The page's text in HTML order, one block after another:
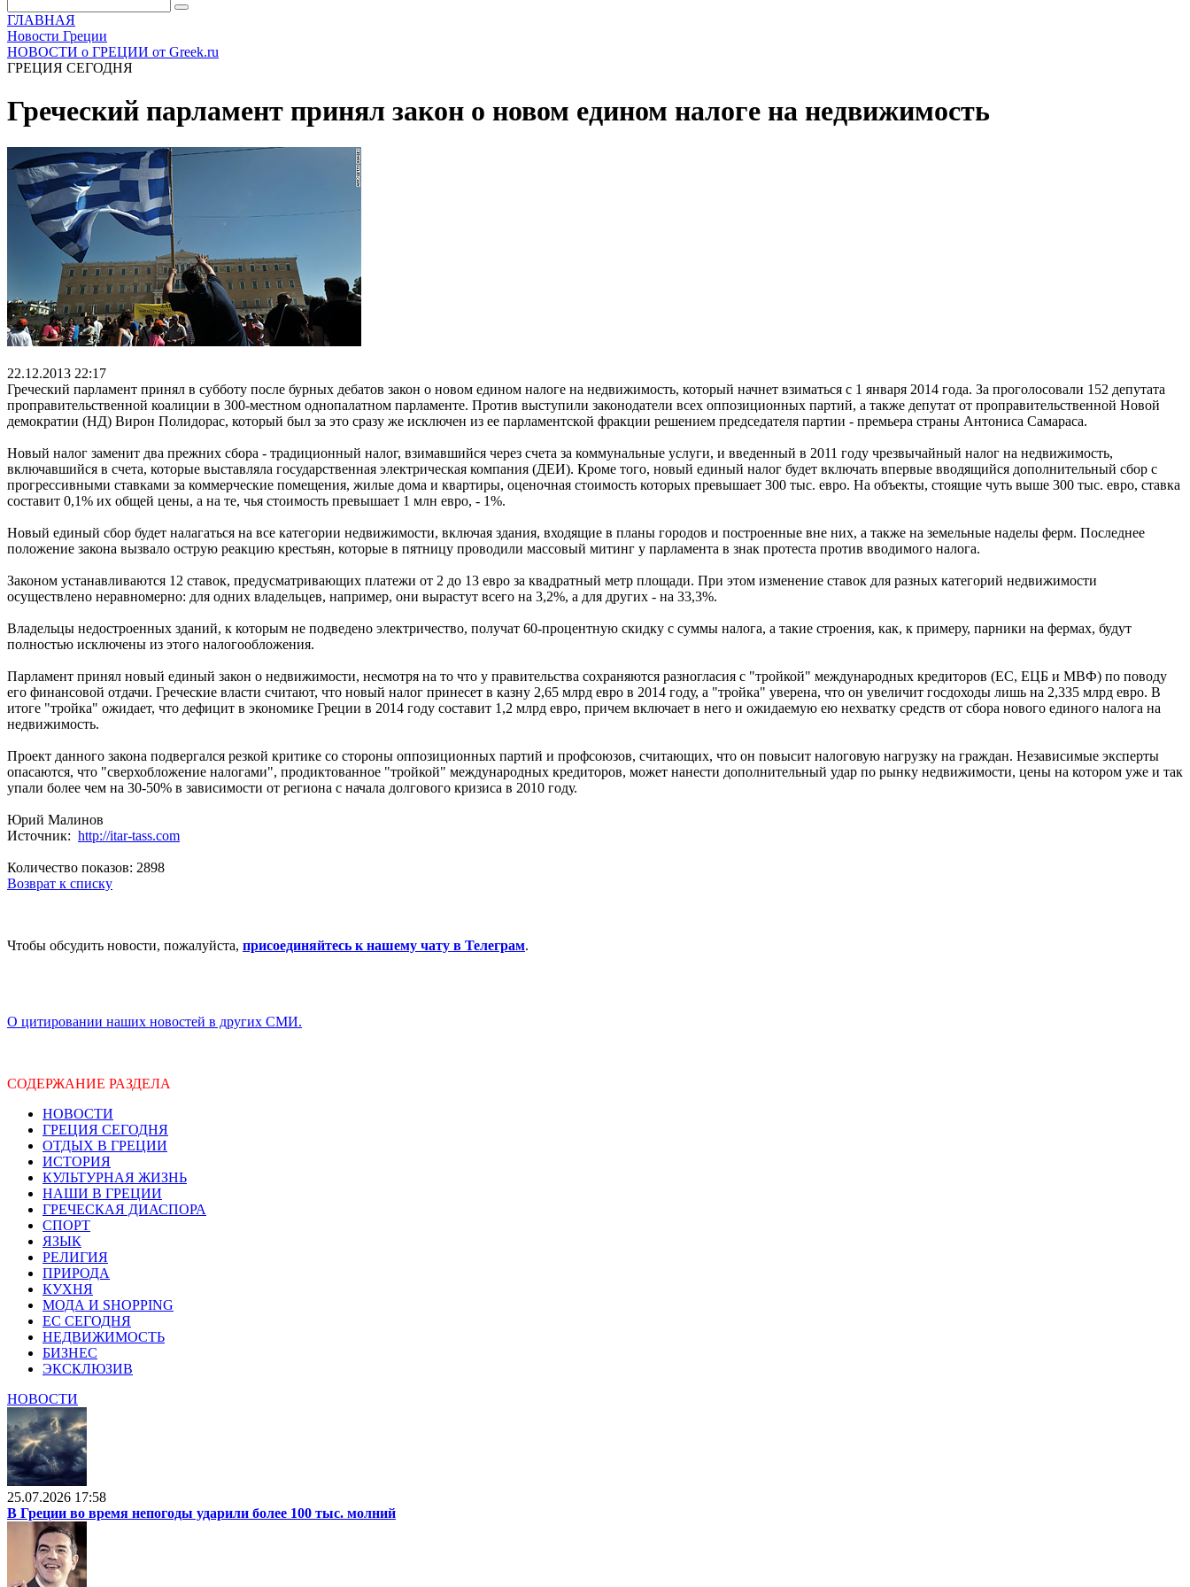
ГЛАВНАЯ
Новости Греции
НОВОСТИ о ГРЕЦИИ от Greek.ru
ГРЕЦИЯ СЕГОДНЯ
Греческий парламент принял закон о новом едином налоге на недвижимость
22.12.2013 22:17
Греческий парламент принял в субботу после бурных дебатов закон о новом едином налоге на недвижимость, который начнет взиматься с 1 января 2014 года. За проголосовали 152 депутата
проправительственной коалиции в 300-местном однопалатном парламенте. Против выступили законодатели всех оппозиционных партий, а также депутат от проправительственной Новой
демократии (НД) Вирон Полидорас, который был за это сразу же исключен из ее парламентской фракции решением председателя партии - премьера страны Антониса Самараса.
Новый налог заменит два прежних сбора - традиционный налог, взимавшийся через счета за коммунальные услуги, и введенный в 2011 году чрезвычайный налог на недвижимость,
включавшийся в счета, которые выставляла государственная электрическая компания (ДЕИ). Кроме того, новый единый налог будет включать впервые вводящийся дополнительный сбор с
прогрессивными ставками за коммерческие помещения, жилые дома и квартиры, оценочная стоимость которых превышает 300 тыс. евро. На объекты, стоящие чуть выше 300 тыс. евро, ставка
составит 0,1% их общей цены, а на те, чья стоимость превышает 1 млн евро, - 1%.
Новый единый сбор будет налагаться на все категории недвижимости, включая здания, входящие в планы городов и построенные вне них, а также на земельные наделы ферм. Последнее
положение закона вызвало острую реакцию крестьян, которые в пятницу проводили массовый митинг у парламента в знак протеста против вводимого налога.
Законом устанавливаются 12 ставок, предусматривающих платежи от 2 до 13 евро за квадратный метр площади. При этом изменение ставок для разных категорий недвижимости
осуществлено неравномерно: для одних владельцев, например, они вырастут всего на 3,2%, а для других - на 33,3%.
Владельцы недостроенных зданий, к которым не подведено электричество, получат 60-процентную скидку с суммы налога, а такие строения, как, к примеру, парники на фермах, будут
полностью исключены из этого налогообложения.
Парламент принял новый единый закон о недвижимости, несмотря на то что у правительства сохраняются разногласия с "тройкой" международных кредиторов (ЕС, ЕЦБ и МВФ) по поводу
его финансовой отдачи. Греческие власти считают, что новый налог принесет в казну 2,65 млрд евро в 2014 году, а "тройка" уверена, что он увеличит госдоходы лишь на 2,335 млрд евро. В
итоге "тройка" ожидает, что дефицит в экономике Греции в 2014 году составит 1,2 млрд евро, причем включает в него и ожидаемую ею нехватку средств от сбора нового единого налога на
недвижимость.
Проект данного закона подвергался резкой критике со стороны оппозиционных партий и профсоюзов, считающих, что он повысит налоговую нагрузку на граждан. Независимые эксперты
опасаются, что "сверхобложение налогами", продиктованное "тройкой" международных кредиторов, может нанести дополнительный удар по рынку недвижимости, цены на котором уже и так
упали более чем на 30-50% в зависимости от региона с начала долгового кризиса в 2010 году.
Юрий Малинов
Источник: http://itar-tass.com
Количество показов: 2898
Возврат к списку
Чтобы обсудить новости, пожалуйста, присоединяйтесь к нашему чату в Телеграм.
О цитировании наших новостей в других СМИ.
СОДЕРЖАНИЕ РАЗДЕЛА
НОВОСТИ
ГРЕЦИЯ СЕГОДНЯ
ОТДЫХ В ГРЕЦИИ
ИСТОРИЯ
КУЛЬТУРНАЯ ЖИЗНЬ
НАШИ В ГРЕЦИИ
ГРЕЧЕСКАЯ ДИАСПОРА
СПОРТ
ЯЗЫК
РЕЛИГИЯ
ПРИРОДА
КУХНЯ
МОДА И SHOPPING
ЕС СЕГОДНЯ
НЕДВИЖИМОСТЬ
БИЗНЕС
ЭКСКЛЮЗИВ
НОВОСТИ
25.07.2026 17:58
В Греции во время непогоды ударили более 100 тыс. молний